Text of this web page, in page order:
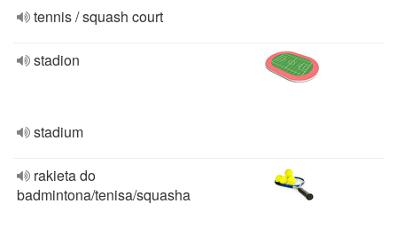
tennis / squash court
stadion
stadium
rakieta do
badmintona/tenisa/squasha